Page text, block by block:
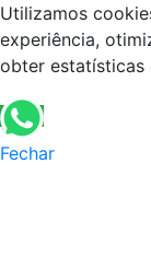
Utilizamos
experiência,
obter estatísticas
Fechar